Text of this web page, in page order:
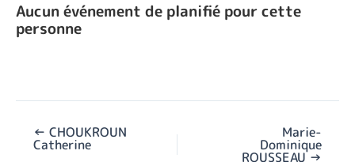
Aucun événement de planifié pour cette
personne
← CHOUKROUN
Catherine
Marie-
Dominique
ROUSSEAU→